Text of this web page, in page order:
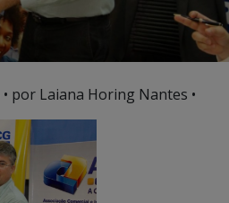
• por Laiana Horing Nantes •